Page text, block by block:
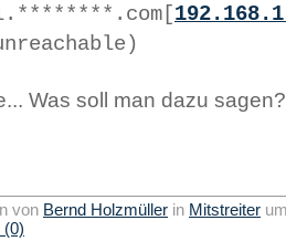
Was soll man dazu
von Bernd Holzmüller in Mitstreiter
(0)